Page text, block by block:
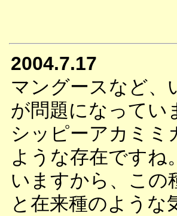
2004.7.17
マングースなど、
が問題になってい
シッピーアカミミ
ような存在ですね
いますから、この
と在来種のような